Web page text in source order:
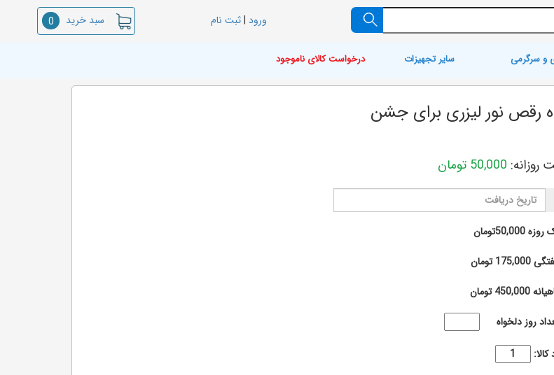
ورود |ثبت نام سبد خرید 0
و سرگرمی سایر تجهیزات درخواست کالای ناموجود
رقص نور لیزری برای جشن
روزانه: 50,000 تومان
روزه50,000تومان
175,000تومان
450,000تومان
روز دلخواه